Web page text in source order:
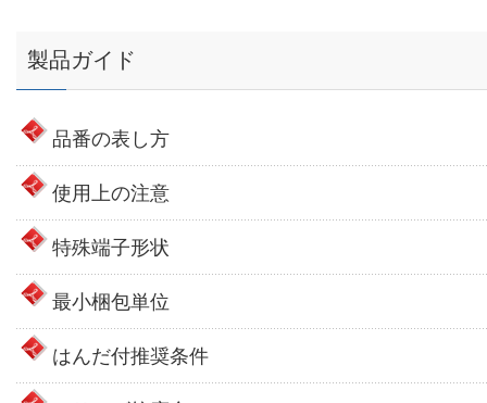
製品ガイド
品番の表し方
使用上の注意
特殊端子形状
最小梱包単位
はんだ付推奨条件